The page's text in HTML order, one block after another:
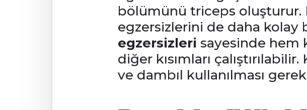
bölümünü triceps oluşturur.
egzersizlerini de daha
egzersizleri sayesinde hem
diğer kısımları
ve dambıl kullanılması